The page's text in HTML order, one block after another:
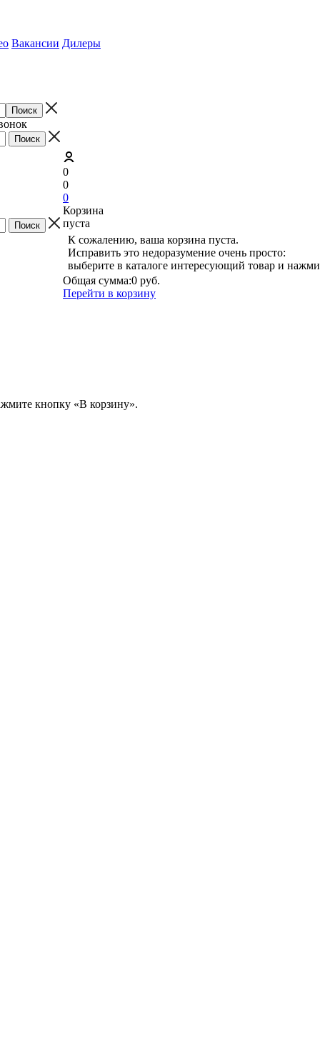
Вакансии Дилеры
0
0
0
Корзина
пуста
К сожалению, ваша корзина пуста.
Исправить это недоразумение очень просто:
выберите в каталоге интересующий товар и
Общая сумма:0 руб.
Перейти в корзину
кнопку «В корзину».